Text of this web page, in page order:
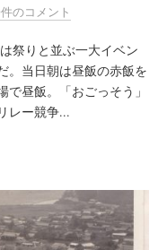
のコメント
祭りと並ぶ一大イベン
。当日朝は昼飯の赤飯を
昼飯。「おごっそう」
レー競争...